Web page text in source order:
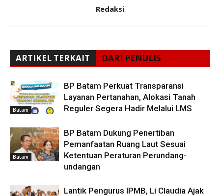
Redaksi
ARTIKEL TERKAIT DARI PENULIS
Batam
BP Batam Perkuat Transparansi
Layanan Pertanahan, Alokasi Tanah
Reguler Segera Hadir Melalui LMS
Batam
BP Batam Dukung Penertiban
Pemanfaatan Ruang Laut Sesuai
Ketentuan Peraturan Perundang-
undangan
Lantik Pengurus IPMB, Li Claudia Ajak